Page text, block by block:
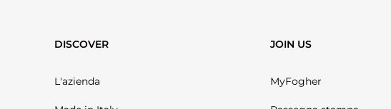
DISCOVER
L'azienda
JOIN US
MyFogher